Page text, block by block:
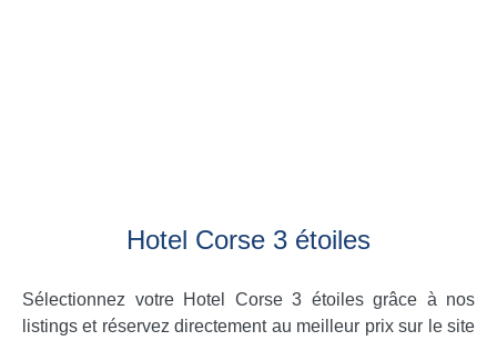
Hotel Corse 3 étoiles
Sélectionnez votre Hotel Corse 3 étoiles grâce à nos
listings et réservez directement au meilleur prix sur le site